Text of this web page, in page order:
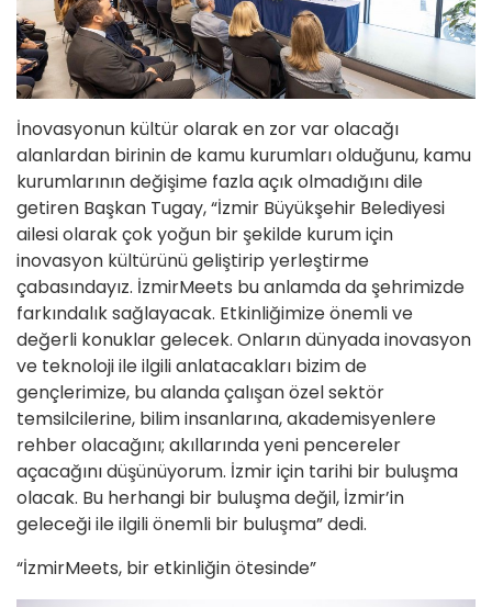
İnovasyonun kültür olarak en zor var olacağı
alanlardan birinin de kamu kurumları olduğunu, kamu
kurumlarının değişime fazla açık olmadığını dile
getiren Başkan Tugay, “İzmir Büyükşehir Belediyesi
ailesi olarak çok yoğun bir şekilde kurum için
inovasyon kültürünü geliştirip yerleştirme
çabasındayız. İzmirMeets bu anlamda da şehrimizde
farkındalık sağlayacak. Etkinliğimize önemli ve
değerli konuklar gelecek. Onların dünyada inovasyon
ve teknoloji ile ilgili anlatacakları bizim de
gençlerimize, bu alanda çalışan özel sektör
temsilcilerine, bilim insanlarına, akademisyenlere
rehber olacağını; akıllarında yeni pencereler
açacağını düşünüyorum. İzmir için tarihi bir buluşma
olacak. Bu herhangi bir buluşma değil, İzmir’in
geleceği ile ilgili önemli bir buluşma” dedi.
“İzmirMeets, bir etkinliğin ötesinde”